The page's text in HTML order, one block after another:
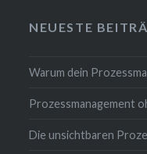
NEUESTE
Warum dein
Prozessmanagement
Die unsichtbaren